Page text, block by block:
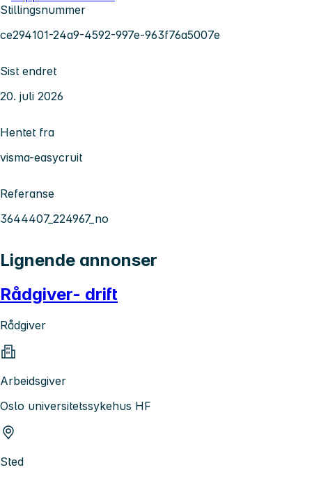
Stillingsnummer
ce294101-24a9-4592-997e-963f76a5007e
Sist endret
20. juli 2026
Hentet fra
visma-easycruit
Referanse
3644407_224967_no
Lignende annonser
Rådgiver- drift
Rådgiver
Arbeidsgiver
Oslo universitetssykehus HF
Sted